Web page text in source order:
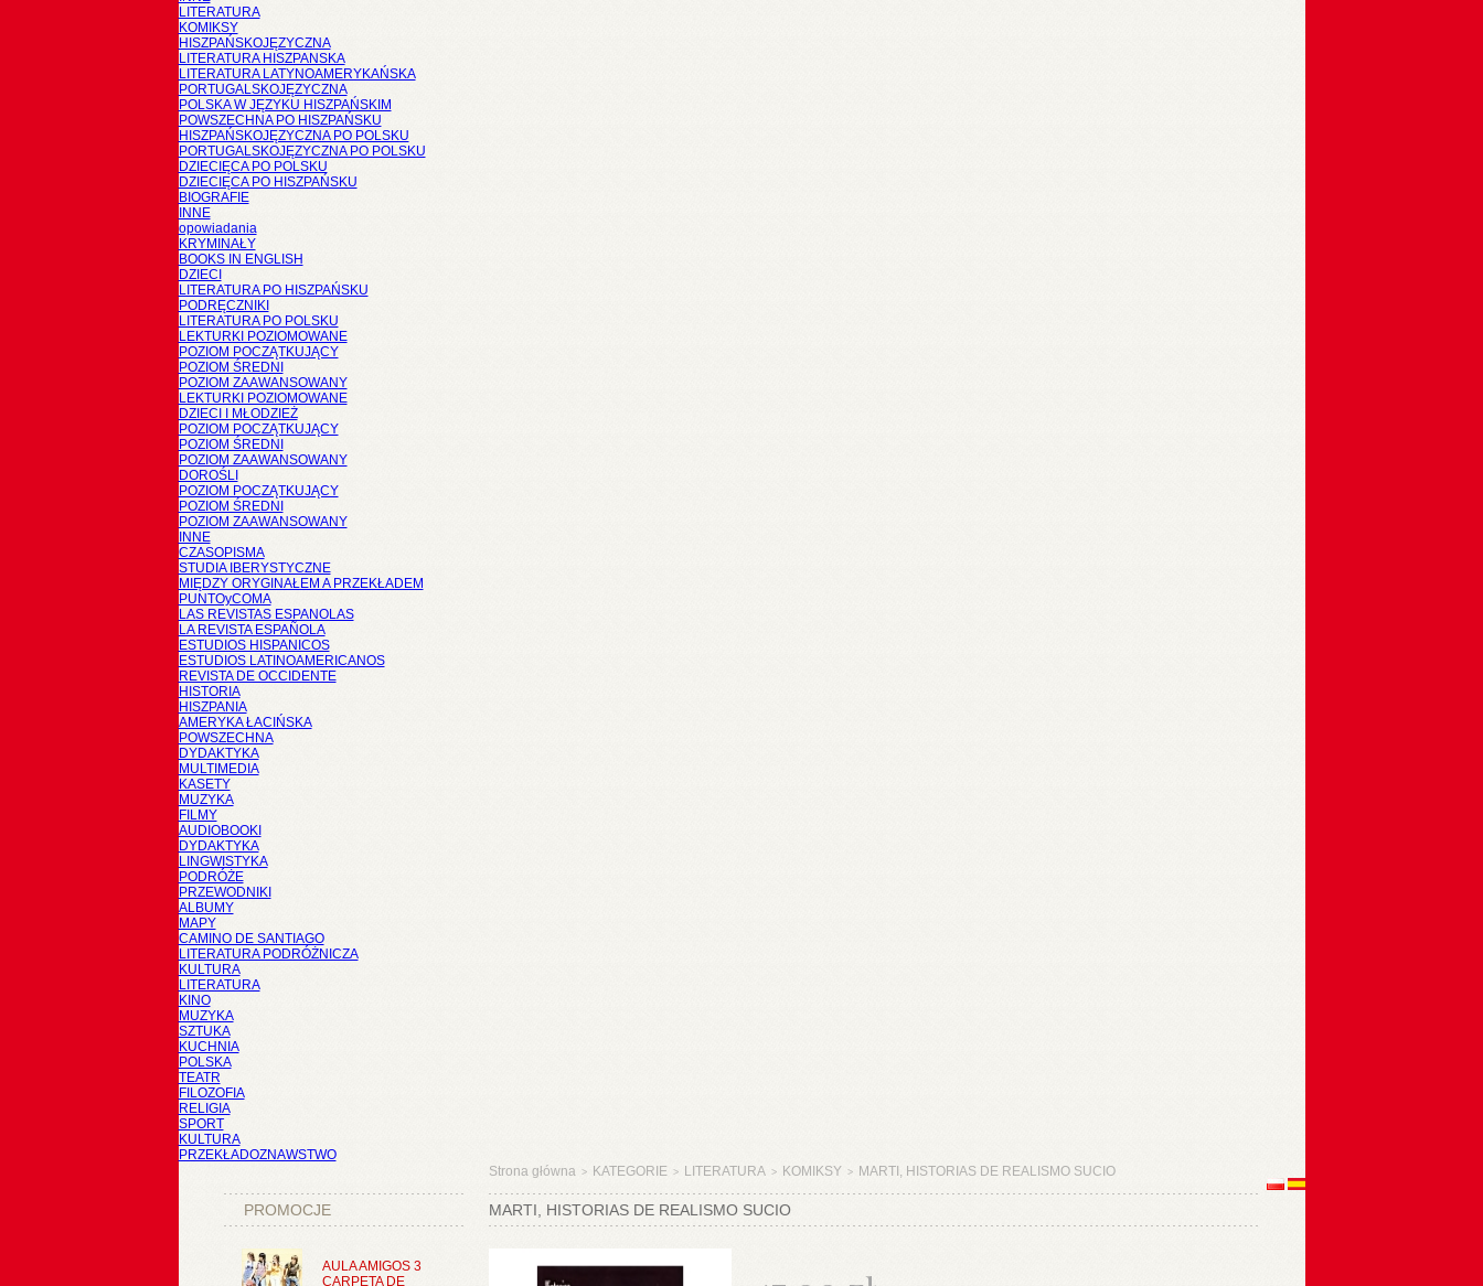
LITERATURA
KOMIKSY
HISZPAŃSKOJĘZYCZNA
LITERATURA HISZPANSKA
LITERATURA LATYNOAMERYKAŃSKA
PORTUGALSKOJĘZYCZNA
POLSKA W JĘZYKU HISZPAŃSKIM
POWSZECHNA PO HISZPAŃSKU
HISZPAŃSKOJĘZYCZNA PO POLSKU
PORTUGALSKOJĘZYCZNA PO POLSKU
DZIECIĘCA PO POLSKU
DZIECIĘCA PO HISZPAŃSKU
BIOGRAFIE
INNE
opowiadania
KRYMINAŁY
BOOKS IN ENGLISH
DZIECI
LITERATURA PO HISZPAŃSKU
PODRĘCZNIKI
LITERATURA PO POLSKU
LEKTURKI POZIOMOWANE
POZIOM POCZĄTKUJĄCY
POZIOM ŚREDNI
POZIOM ZAAWANSOWANY
LEKTURKI POZIOMOWANE
DZIECI I MŁODZIEŻ
POZIOM POCZĄTKUJĄCY
POZIOM ŚREDNI
POZIOM ZAAWANSOWANY
DOROŚLI
POZIOM POCZĄTKUJĄCY
POZIOM ŚREDNI
POZIOM ZAAWANSOWANY
INNE
CZASOPISMA
STUDIA IBERYSTYCZNE
MIĘDZY ORYGINAŁEM A PRZEKŁADEM
PUNTOyCOMA
LAS REVISTAS ESPANOLAS
LA REVISTA ESPAÑOLA
ESTUDIOS HISPANICOS
ESTUDIOS LATINOAMERICANOS
REVISTA DE OCCIDENTE
HISTORIA
HISZPANIA
AMERYKA ŁACIŃSKA
POWSZECHNA
DYDAKTYKA
MULTIMEDIA
KASETY
MUZYKA
FILMY
AUDIOBOOKI
DYDAKTYKA
LINGWISTYKA
PODRÓŻE
PRZEWODNIKI
ALBUMY
MAPY
CAMINO DE SANTIAGO
LITERATURA PODRÓŻNICZA
KULTURA
LITERATURA
KINO
MUZYKA
SZTUKA
KUCHNIA
POLSKA
TEATR
FILOZOFIA
RELIGIA
SPORT
KULTURA
PRZEKŁADOZNAWSTWO
PROMOCJE
AULA AMIGOS 3
CARPETA DE
Strona główna > KATEGORIE > LITERATURA > KOMIKSY > MARTI, HISTORIAS DE REALISMO SUCIO
MARTI, HISTORIAS DE REALISMO SUCIO